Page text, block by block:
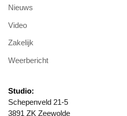
Nieuws
Video
Zakelijk
Weerbericht
Studio:
Schepenveld 21-5
3891 ZK Zeewolde